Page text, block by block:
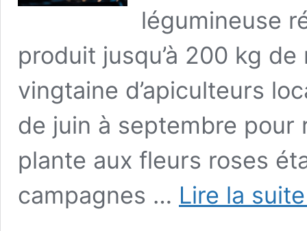
légumineuse
produit jusqu’à 200 kg
vingtaine d’apiculteurs
de juin à septembre pour
plante aux fleurs roses
campagnes … Lire la